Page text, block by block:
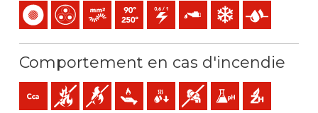
Monoconducteur
Multiconducteur
Âme - Souple (classe 5) mm2
Température maximale de service: 90ºC /
0,6/1 (1,2) kV C.ARésistance à l'huile
Résistance au froid
Présence d’eau
Comportement en cas d'incendie
Cca-s1b,d1,a1 (réaction au feu)
Non propagateur de l' incendie
Non propagateur de la flamme
Faible dégagement de chaleur
Faible production de gouttelettes
Faible opacité et production
Faible acidité et
Sans halogène